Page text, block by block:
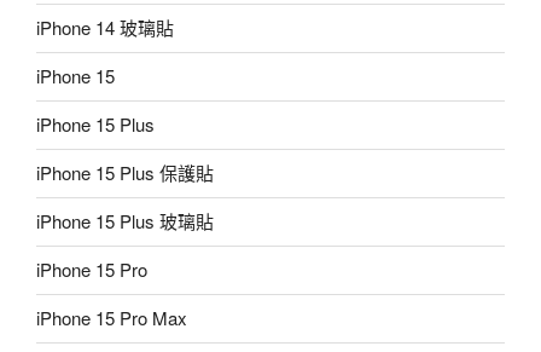
iPhone 14 玻璃貼
iPhone 15
iPhone 15 Plus
iPhone 15 Plus 保護貼
iPhone 15 Plus 玻璃貼
iPhone 15 Pro
iPhone 15 Pro Max